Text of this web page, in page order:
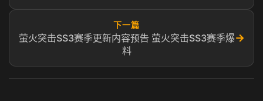
下一篇
萤火突击SS3赛季更新内容预告 萤火突击SS3赛季爆
料
→